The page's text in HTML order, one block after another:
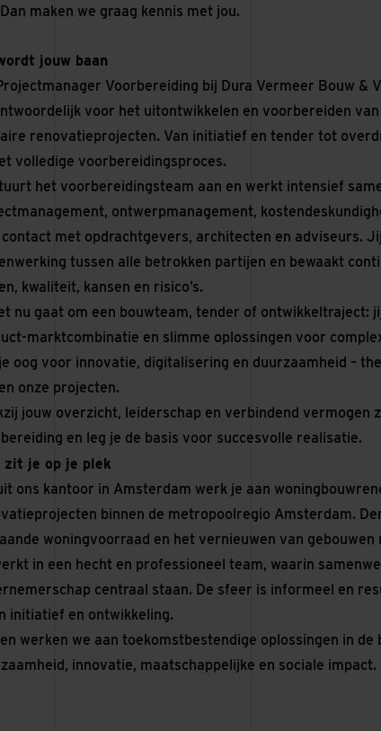
maken we graag kennis met jou.
jouw baan
Voorbereiding bij Dura Vermeer Bouw &
voor het uitontwikkelen en voorbereiden
renovatieprojecten. Van initiatief en tender tot
volledige voorbereidingsproces.
het voorbereidingsteam aan en werkt intensief
ontwerpmanagement,
met opdrachtgevers, architecten en adviseurs.
tussen alle betrokken partijen en bewaakt
kwaliteit, kansen en risico’s.
nu gaat om een bouwteam, tender of ontwikkeltraject:
marktcombinatie en slimme oplossingen voor
oog voor innovatie, digitalisering en duurzaamheid –
onze projecten.
jouw overzicht, leiderschap en verbindend vermogen
en leg je de basis voor succesvolle realisatie.
zit je op je plek
ons kantoor in Amsterdam werk je aan
binnen de metropoolregio Amsterdam.
woningvoorraad en het vernieuwen van
in een hecht en professioneel team, waarin
centraal staan. De sfeer is informeel en
initiatief en ontwikkeling.
werken we aan toekomstbestendige oplossingen in de
innovatie, maatschappelijke en sociale impact.